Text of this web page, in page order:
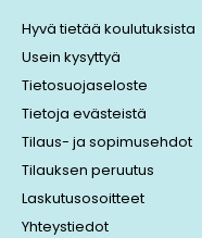
i
n
s
Hyvä tietää koulutuksista
Usein kysyttyä
Tietosuojaseloste
Tietoja evästeistä
Tilaus- ja sopimusehdot
Tilauksen peruutus
Laskutusosoitteet
Yhteystiedot